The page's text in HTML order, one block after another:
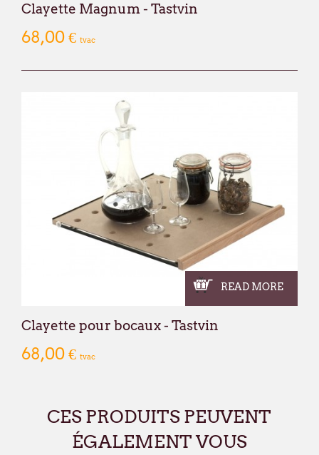
Clayette Magnum - Tastvin
68,00 € tvac
READ MORE
Clayette pour bocaux - Tastvin
68,00 € tvac
CES PRODUITS PEUVENT
ÉGALEMENT VOUS